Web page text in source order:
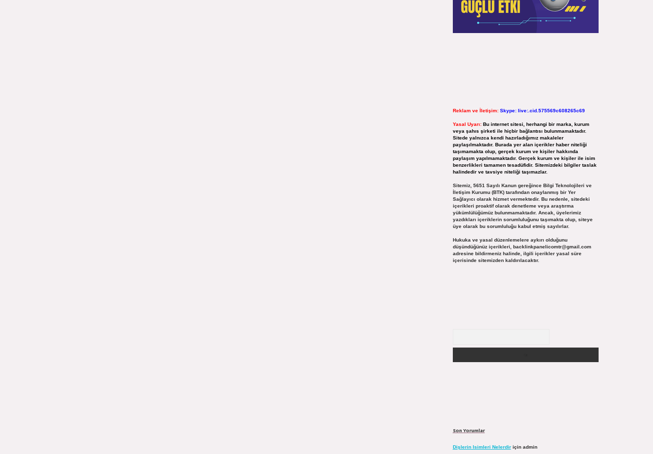
Reklam ve İletişim: Skype: live:.cid.575569c608265c69
Yasal Uyarı: Bu internet sitesi, herhangi bir marka, kurum
veya şahıs şirketi ile hiçbir bağlantısı bulunmamaktadır.
Sitede yalnızca kendi hazırladığımız makaleler
paylaşılmaktadır. Burada yer alan içerikler haber niteliği
taşımamakta olup, gerçek kurum ve kişiler hakkında
paylaşım yapılmamaktadır. Gerçek kurum ve kişiler ile isim
benzerlikleri tamamen tesadüfidir. Sitemizdeki bilgiler taslak
halindedir ve tavsiye niteliği taşımazlar.
Sitemiz, 5651 Sayılı Kanun gereğince Bilgi Teknolojileri ve
İletişim Kurumu (BTK) tarafından onaylanmış bir Yer
Sağlayıcı olarak hizmet vermektedir. Bu nedenle, sitedeki
içerikleri proaktif olarak denetleme veya araştırma
yükümlülüğümüz bulunmamaktadır. Ancak, üyelerimiz
yazdıkları içeriklerin sorumluluğunu taşımakta olup, siteye
üye olarak bu sorumluluğu kabul etmiş sayılırlar.
Hukuka ve yasal düzenlemelere aykırı olduğunu
düşündüğünüz içerikleri, backlinkpanelicomtr@gmail.com
adresine bildirmeniz halinde, ilgili içerikler yasal süre
içerisinde sitemizden kaldırılacaktır.
Son Yorumlar
Dişlerin Isimleri Nelerdiriçin admin